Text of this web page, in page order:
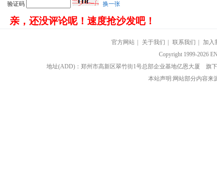
验证码 换一张
亲，还没评论呢！速度抢沙发吧！
官方网站 关于我们 联系我们
加入
Copyright 1999-2026
地址(ADD)：郑州市高新区翠竹街1号总部企业基地亿恩大厦 旗
本站声明:网站部分内容来